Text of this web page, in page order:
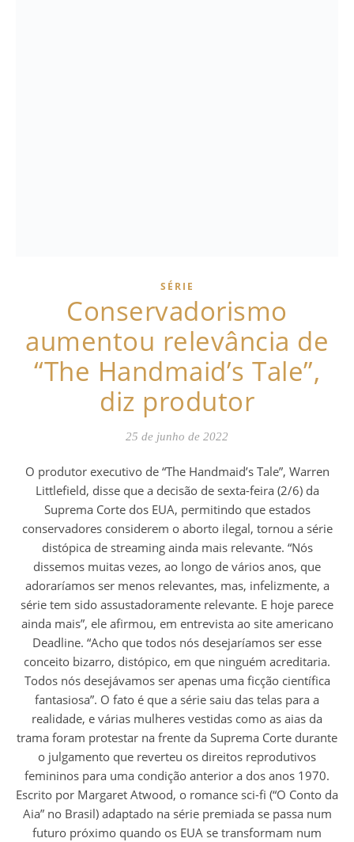
SÉRIE
Conservadorismo
aumentou relevância de
“The Handmaid’s Tale”,
diz produtor
25 de junho de 2022
O produtor executivo de “The Handmaid’s Tale”, Warren
Littlefield, disse que a decisão de sexta-feira (2/6) da
Suprema Corte dos EUA, permitindo que estados
conservadores considerem o aborto ilegal, tornou a série
distópica de streaming ainda mais relevante. “Nós
dissemos muitas vezes, ao longo de vários anos, que
adoraríamos ser menos relevantes, mas, infelizmente, a
série tem sido assustadoramente relevante. E hoje parece
ainda mais”, ele afirmou, em entrevista ao site americano
Deadline. “Acho que todos nós desejaríamos ser esse
conceito bizarro, distópico, em que ninguém acreditaria.
Todos nós desejávamos ser apenas uma ficção científica
fantasiosa”. O fato é que a série saiu das telas para a
realidade, e várias mulheres vestidas como as aias da
trama foram protestar na frente da Suprema Corte durante
o julgamento que reverteu os direitos reprodutivos
femininos para uma condição anterior a dos anos 1970.
Escrito por Margaret Atwood, o romance sci-fi (“O Conto da
Aia” no Brasil) adaptado na série premiada se passa num
futuro próximo quando os EUA se transformam num